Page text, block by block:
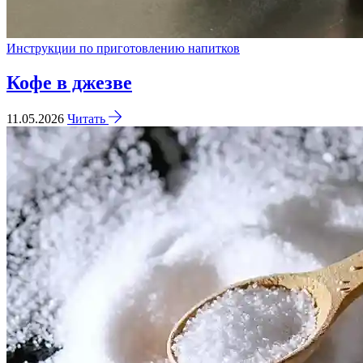
Инструкции по приготовлению напитков
Кофе в джезве
11.05.2026 Читать